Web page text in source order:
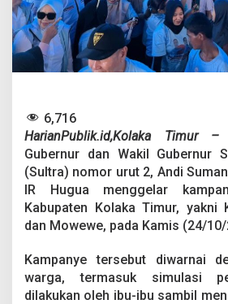
a
n
e
k
o
r
m
K
e
e
a
6,716
HarianPublik.id,Kolaka Timur –
Gubernur dan Wakil Gubernur
(Sultra) nomor urut 2, Andi
IR Hugua menggelar
Kabupaten Kolaka Timur, yakni
dan Mowewe, pada Kamis (24/
Kampanye tersebut diwarnai
warga, termasuk simulasi
dilakukan oleh ibu-ibu sambil